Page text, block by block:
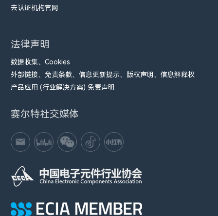
去认证机构官网
法律声明
数据收集、Cookies
外部链接、免责条款、信息更新提示、版权声明、信息解释权
产品应用 (行业解决方案) 免责声明
赛尔特社交媒体